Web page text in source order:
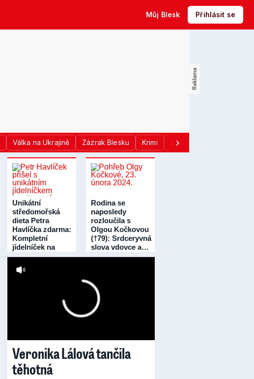
Můj Blesk Přihlásit se
Válka na Ukrajině Zázrak Blesku Krimi Donald Trump
Unikátní
středomořská
dieta Petra
Havlíčka zdarma:
Kompletní
jídelníček na
třicet dní!
Rodina se
naposledy
rozloučila s
Olgou Kočkovou
(†79): Srdceryvná
slova vdovce a…
Veronika Lálová tančila
těhotná